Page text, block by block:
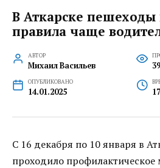
В Аткарске
правила чаще
АВТОР
Михаил Васильев
ОПУБЛИКОВАНО
14.01.2025
С 16 декабря по 10 января в
проходило